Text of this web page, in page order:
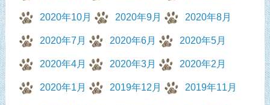
2020年10月 2020年9月 2020年8月
2020年7月 2020年6月 2020年5月
2020年4月 2020年3月 2020年2月
2020年1月 2019年12月 2019年11月